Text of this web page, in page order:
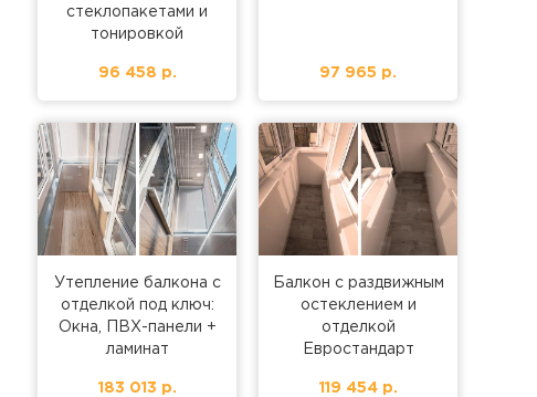
стеклопакетами и
тонировкой
96 458 р. 97 965 р.
Утепление балкона с
отделкой под ключ:
Окна, ПВХ-панели +
ламинат
183 013 р.
Балкон с раздвижным
остеклением и
отделкой
Евростандарт
119 454 р.